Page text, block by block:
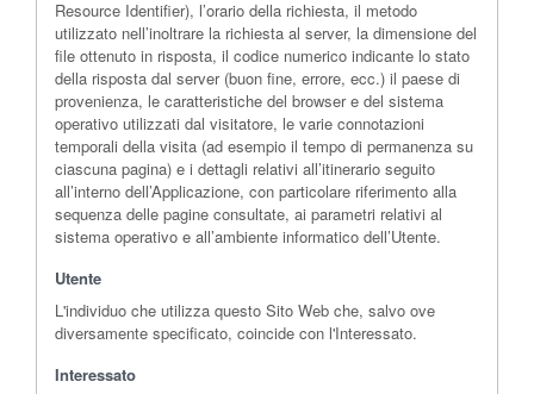
Resource Identifier), l’orario della richiesta, il metodo
utilizzato nell’inoltrare la richiesta al server, la dimensione del
file ottenuto in risposta, il codice numerico indicante lo stato
della risposta dal server (buon fine, errore, ecc.) il paese di
provenienza, le caratteristiche del browser e del sistema
operativo utilizzati dal visitatore, le varie connotazioni
temporali della visita (ad esempio il tempo di permanenza su
ciascuna pagina) e i dettagli relativi all’itinerario seguito
all’interno dell’Applicazione, con particolare riferimento alla
sequenza delle pagine consultate, ai parametri relativi al
sistema operativo e all’ambiente informatico dell’Utente.
Utente
L'individuo che utilizza questo Sito Web che, salvo ove
diversamente specificato, coincide con l'Interessato.
Interessato